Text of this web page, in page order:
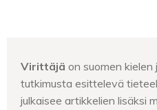
Virittäjä on suomen
tutkimusta esittelevä
julkaisee artikkelien lisäksi